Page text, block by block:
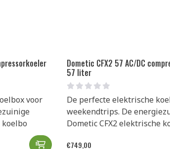
voor
koelbo
Dometic CFX2 45 AC/DC
Dometic CFX2 57 AC/DC
57 liter
De perfecte elektrische
weekendtrips. De
Dometic CFX2 elektrische
€749,00